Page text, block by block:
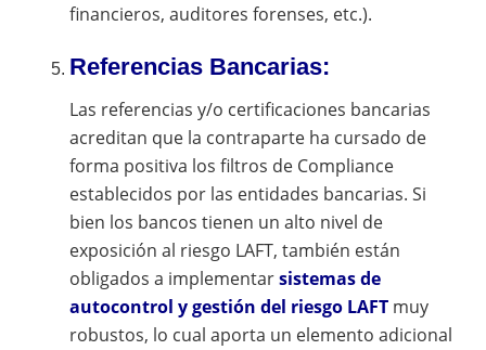
financieros, auditores forenses, etc.).
Referencias Bancarias:
Las referencias y/o certificaciones bancarias
acreditan que la contraparte ha cursado de
forma positiva los filtros de Compliance
establecidos por las entidades bancarias. Si
bien los bancos tienen un alto nivel de
exposición al riesgo LAFT, también están
obligados a implementarsistemas de
autocontrol y gestión del riesgo LAFT muy
robustos, lo cual aporta un elemento adicional